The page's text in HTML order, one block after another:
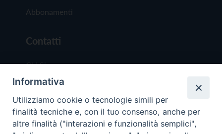
Abbonamenti
Contatti
Chi Siamo
Redazione
Scrivici
Informativa
Utilizziamo cookie o tecnologie simili per
finalità tecniche e, con il tuo consenso, anche per
altre finalità ("interazioni e funzionalità semplici",